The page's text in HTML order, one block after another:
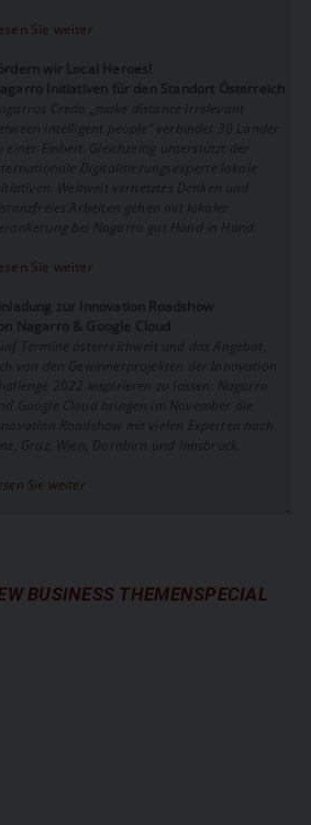
Sie weiter
wir Local Heroes!
Initiativen für den Standort Österreich
Nagarros Credo „make distance irrelevant
intelligent people“ verbindet 30 Länder
einer Einheit. Gleichzeitig unterstützt der
Digitalisierungsexperte lokale
Weltweit vernetztes Denken und
Arbeiten gehen mit lokaler
bei Nagarro gut Hand in Hand.
Sie weiter
zur Innovation Roadshow
Nagarro & Google Cloud
Termine österreichweit und das Angebot,
sich von den Gewinnerprojekten der Innovation
2022 inspirieren zu lassen: Nagarro
und Google Cloud bringen im November die
Roadshow mit vielen Experten nach
Graz, Wien, Dornbirn und Innsbruck.
Sie weiter
BUSINESS THEMENSPECIAL